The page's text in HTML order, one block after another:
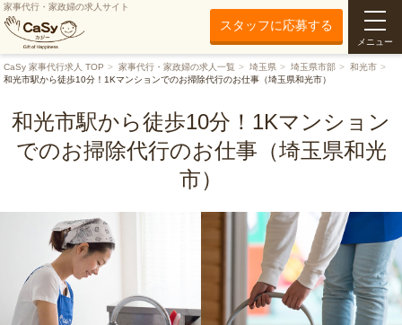
家事代行・家政婦の求人サイト
スタッフに応募する
メニュー
CaSy 家事代行求人 TOP 家事代行・家政婦の求人一覧 埼玉県 埼玉県市部
和光市
和光市駅から徒歩10分！1Kマンションでのお掃除代行のお仕事（埼玉県和光市）
和光市駅から徒歩10分！1Kマンション
でのお掃除代行のお仕事（埼玉県和光
市）